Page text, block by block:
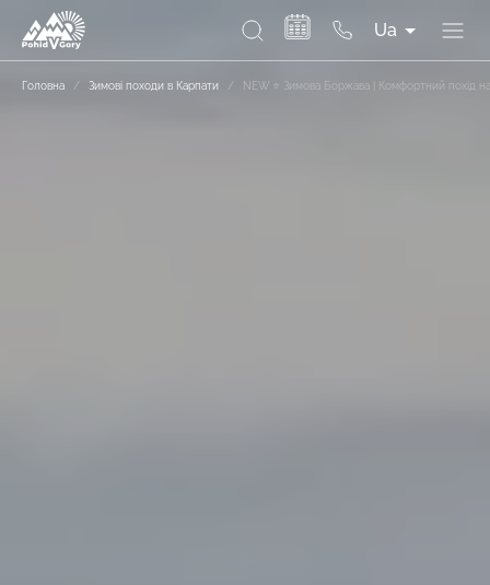
Ua
Головна / Зимові походи в Карпати / NEW ⭐ Зимова Боржава | Комфортний похід на